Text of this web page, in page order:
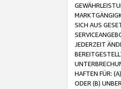
SICH AUS
JEDERZEIT
HAFTEN FÜR:
ODER (B)